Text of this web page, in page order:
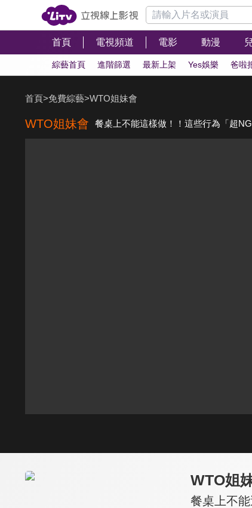
首頁 電視頻道 電影 動漫
綜藝首頁 進階篩選 最新上架 Yes娛樂 爸啦
首頁>免費綜藝>WTO姐妹會
WTO姐妹會 餐桌上不能這樣做！！這些行為「超
WTO姐
餐桌上不